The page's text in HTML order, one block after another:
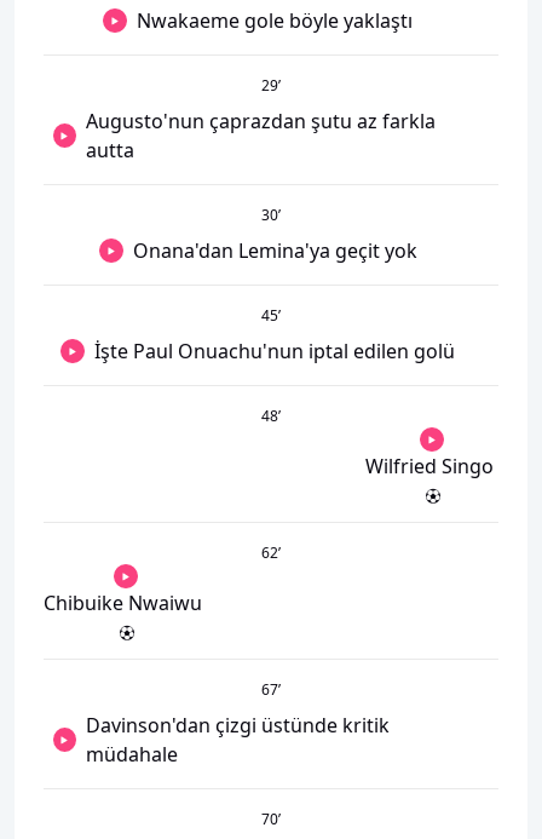
Nwakaeme gole böyle yaklaştı
29’
Augusto'nun çaprazdan şutu az farkla
autta
30’
Onana'dan Lemina'ya geçit yok
45’
İşte Paul Onuachu'nun iptal edilen golü
48’
Wilfried Singo
62’
Chibuike Nwaiwu
67’
Davinson'dan çizgi üstünde kritik
müdahale
70’